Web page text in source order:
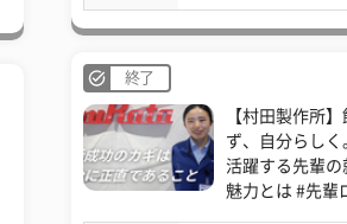
終了
【村田製作所
ず、自分らし
活躍する先輩の
魅力とは #先輩